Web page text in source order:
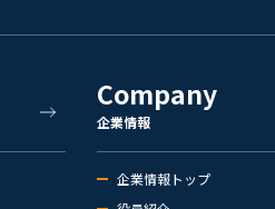
Company
企業情報
企業情報トップ